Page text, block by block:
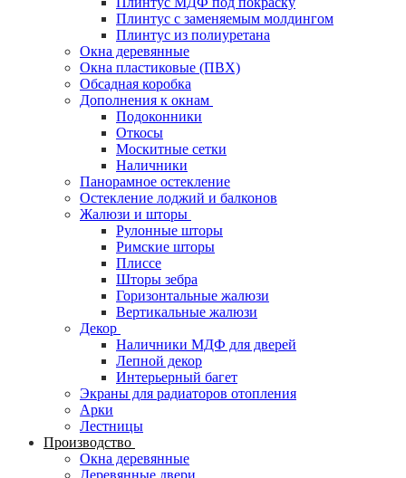
Плинтус с заменяемым молдингом
Плинтус из полиуретана
Окна деревянные
Окна пластиковые (ПВХ)
Обсадная коробка
Дополнения к окнам
Подоконники
Откосы
Москитные сетки
Наличники
Панорамное остекление
Остекление лоджий и балконов
Жалюзи и шторы
Рулонные шторы
Римские шторы
Плиссе
Шторы зебра
Горизонтальные жалюзи
Вертикальные жалюзи
Декор
Наличники МДФ для дверей
Лепной декор
Интерьерный багет
Экраны для радиаторов отопления
Арки
Лестницы
Производство
Окна деревянные
Деревянные двери